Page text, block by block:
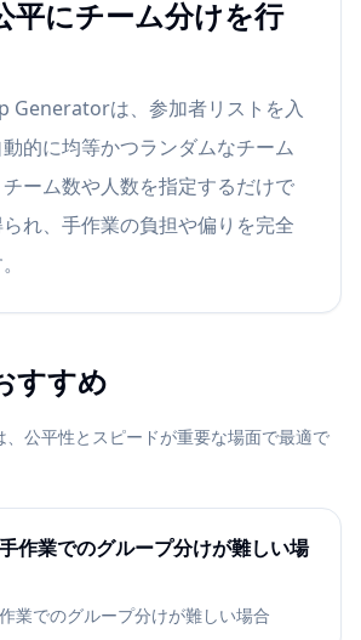
平にチーム分けを行
Generatorは、参加者リストを入
的に均等かつランダムなチーム
ーム数や人数を指定するだけで
れ、手作業の負担や偏りを完全
すすめ
、公平性とスピードが重要な場面で最適で
作業でのグループ分けが難しい場
業でのグループ分けが難しい場合